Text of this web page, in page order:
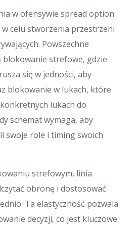
w ofensywie spread option
celu stworzenia przestrzeni
Powszechne
blokowanie strefowe, gdzie
się w jedności, aby
blokowanie w lukach, które
lukach do
schemat wymaga, aby
swoje role i timing swoich
strefowym, linia
obronę i dostosować
Ta elastyczność pozwala
decyzji, co jest kluczowe